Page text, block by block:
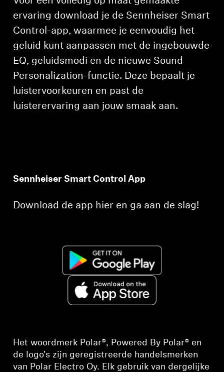
ervaring download je de Sennheiser Smart
Control-app, waarmee je eenvoudig het
geluid kunt aanpassen met de ingebouwde
EQ, geluidsmodi en de nieuwe Sound
Personalization-functie. Deze bepaalt je
luistervoorkeuren en past de
luisterervaring aan jouw smaak aan.
Sennheiser Smart Control App
Download de app hier en ga aan de slag!
Het woordmerk Polar®, Powered By Polar® en
de logo's zijn geregistreerde handelsmerken
van Polar Electro Oy. Elk gebruik van dergelijke